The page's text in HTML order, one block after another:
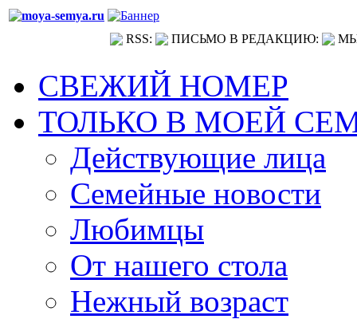
RSS: ПИСЬМО В РЕДАКЦИЮ:
СВЕЖИЙ НОМЕР
ТОЛЬКО В МОЕЙ
Действующие лица
Семейные новости
Любимцы
От нашего стола
Нежный возраст